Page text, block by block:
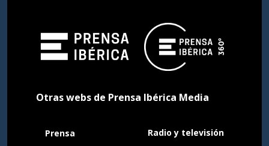
Otras webs de Prensa Ibérica Media
Prensa Radio y televisión